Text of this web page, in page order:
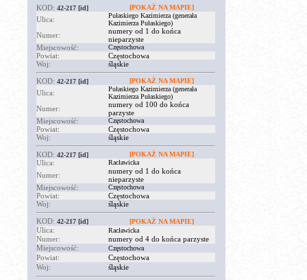
KOD: 42-217 [id] [POKAŻ NA MAPIE]
Ulica:
Pułaskiego Kazimierza (generała
Kazimierza Pułaskiego)
Numer:
numery od 1 do końca
nieparzyste
Miejscowość:
Częstochowa
Powiat:
Częstochowa
Woj:
śląskie
KOD: 42-217 [id] [POKAŻ NA MAPIE]
Ulica:
Pułaskiego Kazimierza (generała
Kazimierza Pułaskiego)
Numer:
numery od 100 do końca
parzyste
Miejscowość:
Częstochowa
Powiat:
Częstochowa
Woj:
śląskie
KOD: 42-217 [id] [POKAŻ NA MAPIE]
Ulica: Racławicka
Numer:
numery od 1 do końca
nieparzyste
Miejscowość:
Częstochowa
Powiat:
Częstochowa
Woj:
śląskie
KOD: 42-217 [id] [POKAŻ NA MAPIE]
Ulica: Racławicka
Numer:
numery od 4 do końca parzyste
Miejscowość:
Częstochowa
Powiat:
Częstochowa
Woj:
śląskie